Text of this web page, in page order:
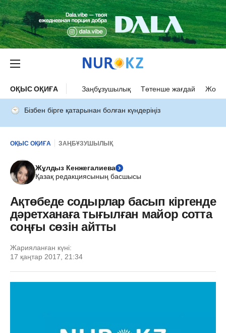
ОҚЫС ОҚИҒА Заңбұзушылық Төтенше жағдай Жол
Бізбен бірге қатарынан болған күндеріңіз
ОҚЫС ОҚИҒА ЗАҢБҰЗУШЫЛЫҚ
Жұлдыз Кенжегалиева
Қазақ редакциясының басшысы
Ақтөбеде содырлар басып кіргенде
дәретханаға тығылған майор сотта
соңғы сөзін айтты
Жарияланған күні:
17 қаңтар 2017, 21:34